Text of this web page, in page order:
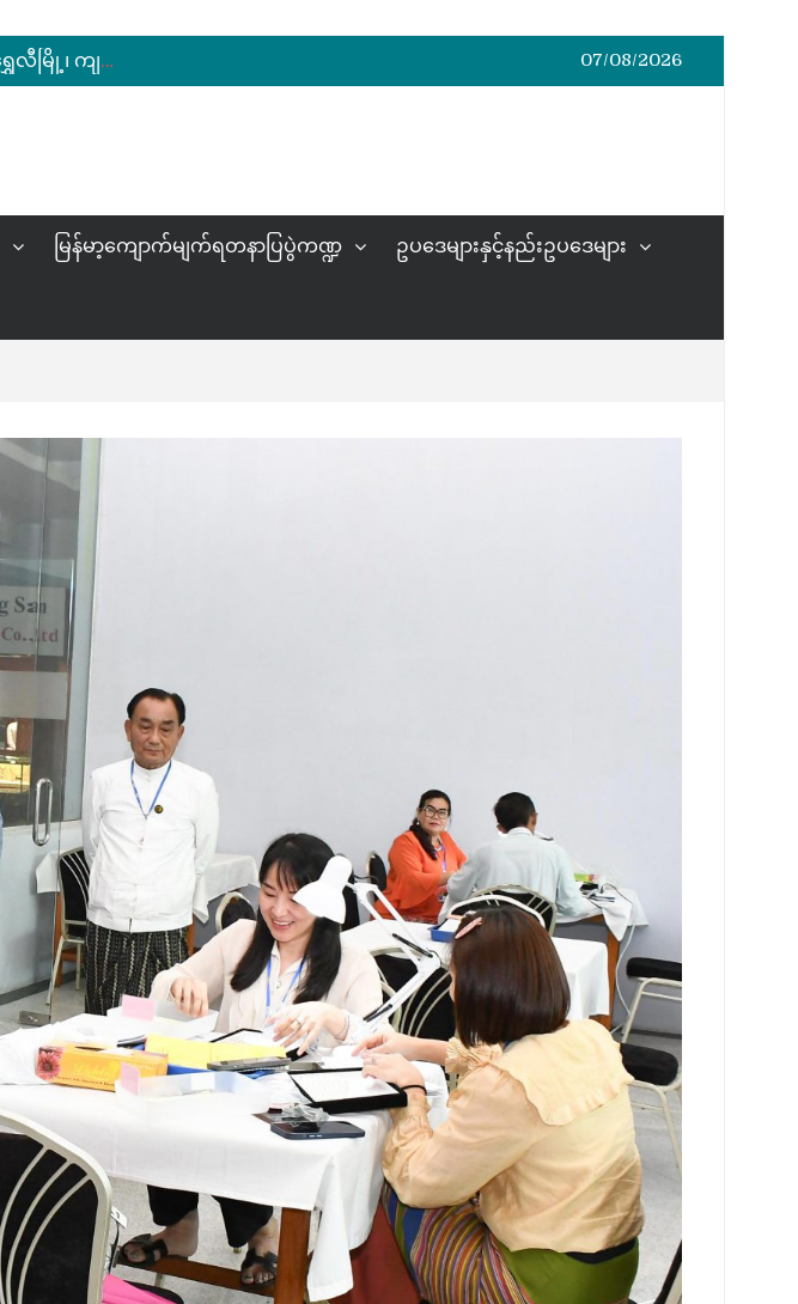
ပြည်ထောင်စုဝန်ကြီး ဦးဆန်းဦး တရုတ်ပြည်သူ့သမ္မတနိုင်ငံ၊ ရွှေလီမြို့၊ ကျယ်ဂေါင်နယ်စပ်ကုန်သွယ်ရေးဇုန်တွင် မြန်မာ့ကျောက်မျက်ရတနာပြပွဲ တက်ရောက်ဖွင့်လှစ်
နိုင်ငံတော်သမ္မတ ဦးမင်းအောင်လှိုင် မိုးကုတ်ရတနာမြေမှရှာဖွေတွေ့ရှိသည့် ထူးခြားလှပပြီး အရွယ်အစားကြီးမားသည့် နီလာအရိုင်းတုံးကြီးအားကြည့်ရှု
07/08/2026
မြန်မာ့ကျောက်မျက်ရတနာပြပွဲကဏ္ဍ ဥပဒေများနှင့်နည်းဥပဒေများ